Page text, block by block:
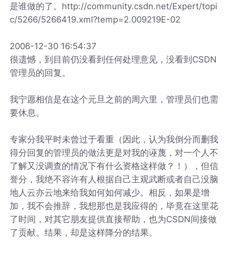
是谁做的了。http://community.csdn.net/Expert/topi
c/5266/5266419.xml?temp=2.009219E-02
2006-12-30 16:54:37
很遗憾，到目前仍没看到任何处理意见，没看到CSDN
管理员的回复。
我宁愿相信是在这个元旦之前的周六里，管理员们也需
要休息。
专家分我平时未曾过于看重（因此，认为我倒分而删我
得分回复的管理员的做法更是对我的诬蔑，对一个人不
了解又没调查的情况下有什么资格这样做？！），但信
誉分，我绝不容许有人根据自己主观武断或者自己没脑
地人云亦云地来给我如何如何减少。相反，如果是增
加，我不会推辞，我想那也是我应得的，毕竟在这里花
了时间，对其它朋友提供直接帮助，也为CSDN间接做
了贡献。结果，却是这样降分的结果。